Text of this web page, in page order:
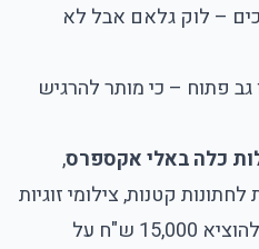
– לוק גלאם אבל לא
פתוח – כי מותר להרגיש
כלה באלי אקספרס,
קטנות, צילומי זוגיות
או פשוט אם אתן לא רוצות להוציא 15,000 ש"ח על